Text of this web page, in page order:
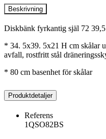
Beskrivning
Diskbänk fyrkantig själ 72
* 34. 5x39. 5x21 H cm skålar
avfall, rostfritt stål
* 80 cm basenhet för skålar
Produktdetaljer
Referens
1QSO82BS